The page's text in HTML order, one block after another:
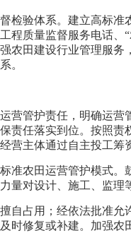
检验体系。建立高标
程质量监督服务电话
农田建设行业管理服
。
营管护责任，明确运
责任落实到位。按照
营主体通过自主投工
准农田运营管护模式
量对设计、施工、监
自占用；经依法批准
时修复或补建。加强